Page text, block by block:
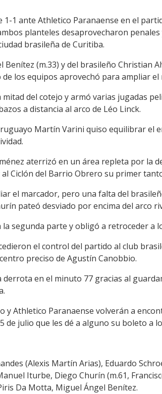
1 ante Athletico Paranaense en el
planteles desaprovecharon
brasileña de Curitiba.
Benítez (m.33) y del brasileño Christian
los equipos aprovechó para ampliar
del cotejo y armó varias jugadas
a distancia al arco de Léo Linck.
Martín Varini quiso equilibrar el
aterrizó en un área repleta por la
Ciclón del Barrio Obrero su primer
el marcador, pero una falta del
pateó desviado por encima del arco
segunda parte y obligó a retroceder a
el control del partido al club
preciso de Agustín Canobbio.
derrota en el minuto 77 gracias al
y Athletico Paranaense volverán a
julio que les dé a alguno su boleto a
(Alexis Martín Arias), Eduardo
Iturbe, Diego Churín (m.61,
Da Motta, Miguel Ángel Benítez.